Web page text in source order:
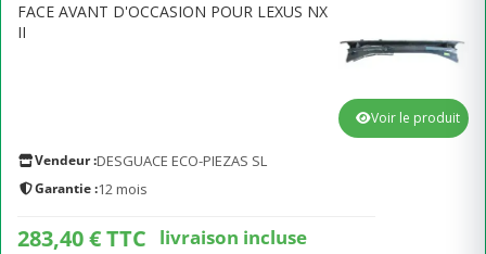
FACE AVANT D'OCCASION POUR LEXUS NX
II
Vendeur :DESGUACE ECO-PIEZAS SL
Garantie :12 mois
283,40 € TTC livraison incluse
Voir le produit